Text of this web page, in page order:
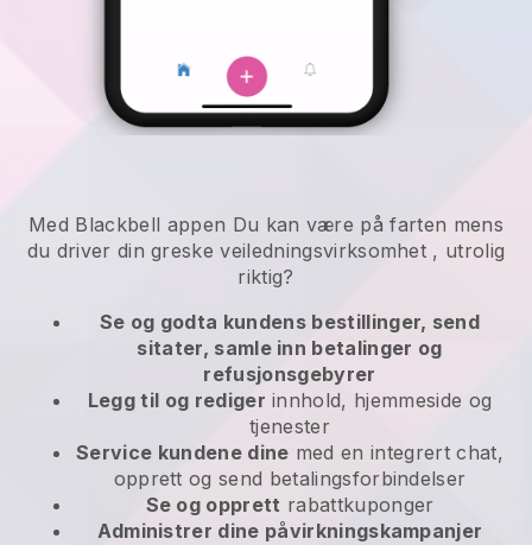
Med Blackbell appen Du kan være på farten mens
du driver din greske veiledningsvirksomhet , utrolig
riktig?
Se og godta kundens bestillinger, send
sitater, samle inn betalinger og
refusjonsgebyrer
Legg til og rediger innhold, hjemmeside og
tjenester
Service kundene dine med en integrert chat,
opprett og send betalingsforbindelser
Se og opprett rabattkuponger
Administrer dine påvirkningskampanjer